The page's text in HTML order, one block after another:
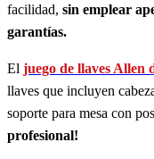
facilidad, sin emplear
garantías.
El juego de llaves Allen
llaves que incluyen
soporte para mesa con
profesional!